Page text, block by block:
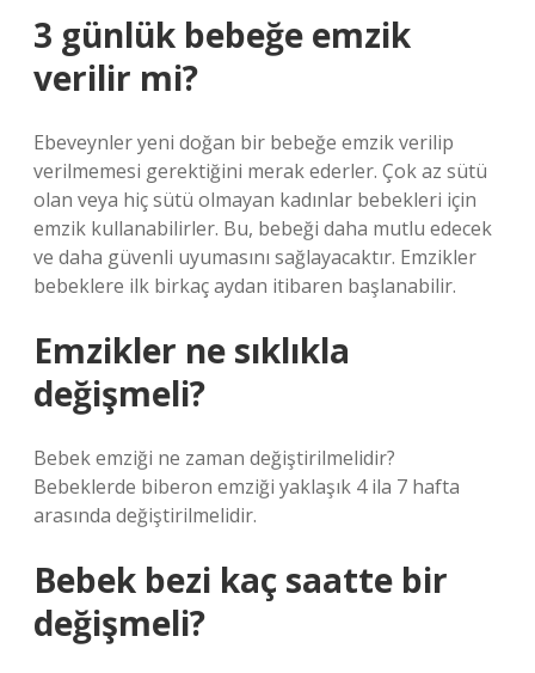
3 günlük bebeğe emzik
verilir mi?
Ebeveynler yeni doğan bir bebeğe emzik verilip
verilmemesi gerektiğini merak ederler. Çok az sütü
olan veya hiç sütü olmayan kadınlar bebekleri için
emzik kullanabilirler. Bu, bebeği daha mutlu edecek
ve daha güvenli uyumasını sağlayacaktır. Emzikler
bebeklere ilk birkaç aydan itibaren başlanabilir.
Emzikler ne sıklıkla
değişmeli?
Bebek emziği ne zaman değiştirilmelidir?
Bebeklerde biberon emziği yaklaşık 4 ila 7 hafta
arasında değiştirilmelidir.
Bebek bezi kaç saatte bir
değişmeli?